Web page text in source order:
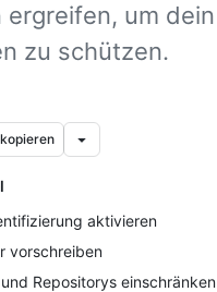
ergreifen, um dein
zu schützen.
aktivieren
vorschreiben
Repositorys einschränken